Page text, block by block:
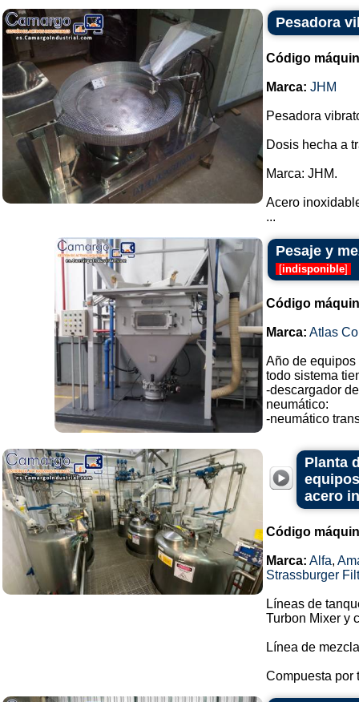
Pesadora
Código
Marca: JHM
Pesadora
Dosis hecha a
Marca: JHM.
Acero
...
Pesaje y
[indisponible]
Código
Marca: Atlas
Año de equipos
todo sistema
-descargador
neumático:
-neumático
Planta
acero
Código
Marca: Alfa,
Strassburger
Líneas de
Turbon Mixer y
Línea de
Compuesta por